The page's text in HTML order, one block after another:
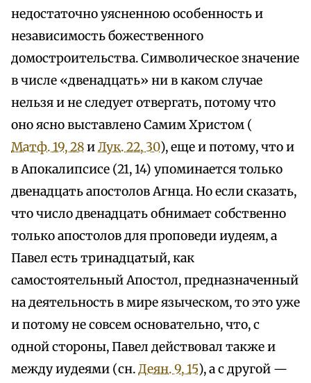
недостаточно уясненною особенность и
независимость божественного
домостроительства. Символическое значение
в числе «двенадцать» ни в каком случае
нельзя и не следует отвергать, потому что
оно ясно выставлено Самим Христом (
Матф. 19, 28иЛук. 22, 30), еще и потому, что и
в Апокалипсисе (21, 14) упоминается только
двенадцать апостолов Агнца. Но если сказать,
что число двенадцать обнимает собственно
только апостолов для проповеди иудеям, а
Павел есть тринадцатый, как
самостоятельный Апостол, предназначенный
на деятельность в мире языческом, то это уже
и потому не совсем основательно, что, с
одной стороны, Павел действовал также и
между иудеями (сн.Деян. 9, 15), а с другой —